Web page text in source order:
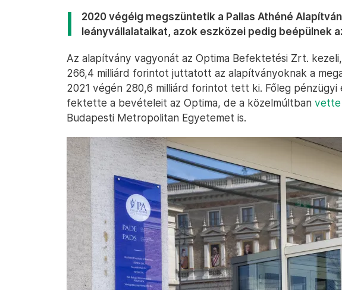
2020 végéig megszüntetik a Pallas Athéné
leányvállalataikat, azok eszközei pedig beépülnek
Az alapítvány vagyonát az Optima Befektetési Zrt.
266,4 milliárd forintot juttatott az alapítványoknak a
2021 végén 280,6 milliárd forintot tett ki. Főleg
fektette a bevételeit az Optima, de a közelmúltban vette
Budapesti Metropolitan Egyetemet is.